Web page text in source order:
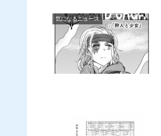
気になるニュース